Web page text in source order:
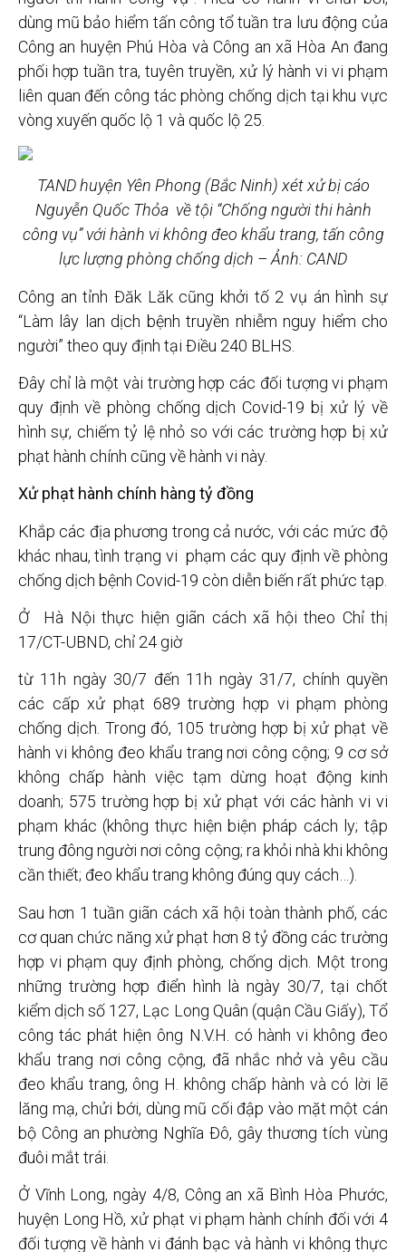
dùng mũ bảo hiểm tấn công tổ tuần tra lưu động của
Công an huyện Phú Hòa và Công an xã Hòa An đang
phối hợp tuần tra, tuyên truyền, xử lý hành vi vi phạm
liên quan đến công tác phòng chống dịch tại khu vực
vòng xuyến quốc lộ 1 và quốc lộ 25.
TAND huyện Yên Phong (Bắc Ninh) xét xử bị cáo
Nguyễn Quốc Thỏa về tội “Chống người thi hành
công vụ” với hành vi không đeo khẩu trang, tấn công
lực lượng phòng chống dịch – Ảnh: CAND
Công an tỉnh Đăk Lăk cũng khởi tố 2 vụ án hình sự
“Làm lây lan dịch bệnh truyền nhiễm nguy hiểm cho
người” theo quy định tại Điều 240 BLHS.
Đây chỉ là một vài trường hợp các đối tượng vi phạm
quy định về phòng chống dịch Covid-19 bị xử lý về
hình sự, chiếm tỷ lệ nhỏ so với các trường hợp bị xử
phạt hành chính cũng về hành vi này.
Xử phạt hành chính hàng tỷ đồng
Khắp các địa phương trong cả nước, với các mức độ
khác nhau, tình trạng vi phạm các quy định về phòng
chống dịch bệnh Covid-19 còn diễn biến rất phức tạp.
Ở Hà Nội thực hiện giãn cách xã hội theo Chỉ thị
17/CT-UBND, chỉ 24 giờ
từ 11h ngày 30/7 đến 11h ngày 31/7, chính quyền
các cấp xử phạt 689 trường hợp vi phạm phòng
chống dịch. Trong đó, 105 trường hợp bị xử phạt về
hành vi không đeo khẩu trang nơi công cộng; 9 cơ sở
không chấp hành việc tạm dừng hoạt động kinh
doanh; 575 trường hợp bị xử phạt với các hành vi vi
phạm khác (không thực hiện biện pháp cách ly; tập
trung đông người nơi công cộng; ra khỏi nhà khi không
cần thiết; đeo khẩu trang không đúng quy cách…).
Sau hơn 1 tuần giãn cách xã hội toàn thành phố, các
cơ quan chức năng xử phạt hơn 8 tỷ đồng các trường
hợp vi phạm quy định phòng, chống dịch. Một trong
những trường hợp điển hình là ngày 30/7, tại chốt
kiểm dịch số 127, Lạc Long Quân (quận Cầu Giấy), Tổ
công tác phát hiện ông N.V.H. có hành vi không đeo
khẩu trang nơi công cộng, đã nhắc nhở và yêu cầu
đeo khẩu trang, ông H. không chấp hành và có lời lẽ
lăng mạ, chửi bới, dùng mũ cối đập vào mặt một cán
bộ Công an phường Nghĩa Đô, gây thương tích vùng
đuôi mắt trái.
Ở Vĩnh Long, ngày 4/8, Công an xã Bình Hòa Phước,
huyện Long Hồ, xử phạt vi phạm hành chính đối với 4
đối tượng về hành vi đánh bạc và hành vi không thực